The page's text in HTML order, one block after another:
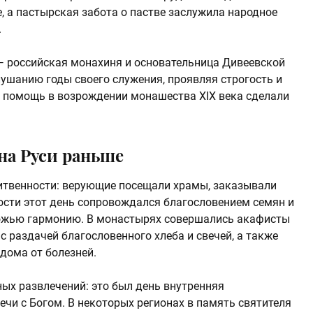
а пастырская забота о пастве заслужила народное
монахиня и основательница Дивеевской
годы своего служения, проявляя строгость и
в возрождении монашества XIX века сделали
Руси раньше
верующие посещали храмы, заказывали
этот день сопровождался благословением семян и
гармонию. В монастырях совершались акафисты
благословенного хлеба и свечей, а также
от болезней.
развлечений: это был день внутренняя
с Богом. В некоторых регионах в память святителя